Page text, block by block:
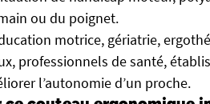
ou du poignet.
motrice, gériatrie,
professionnels de santé,
l’autonomie d’un proche.